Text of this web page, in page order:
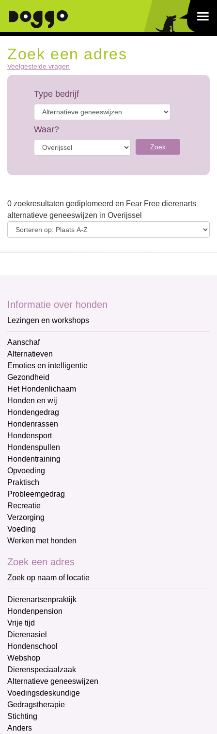
Zoek een adres
Veelgestelde vragen
Type bedrijf
Waar?
Zoek
0 zoekresultaten gediplomeerd en Fear Free dierenarts
alternatieve geneeswijzen in Overijssel
Informatie over honden
Lezingen en workshops
Aanschaf
Alternatieven
Emoties en intelligentie
Gezondheid
Het Hondenlichaam
Honden en wij
Hondengedrag
Hondenrassen
Hondensport
Hondenspullen
Hondentraining
Opvoeding
Praktisch
Probleemgedrag
Recreatie
Verzorging
Voeding
Werken met honden
Zoek een adres
Zoek op naam of locatie
Dierenartsenpraktijk
Hondenpension
Vrije tijd
Dierenasiel
Hondenschool
Webshop
Dierenspeciaalzaak
Alternatieve geneeswijzen
Voedingsdeskundige
Gedragstherapie
Stichting
Anders